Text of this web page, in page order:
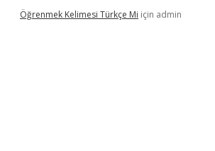
Öğrenmek Kelimesi Türkçe Mi için admin